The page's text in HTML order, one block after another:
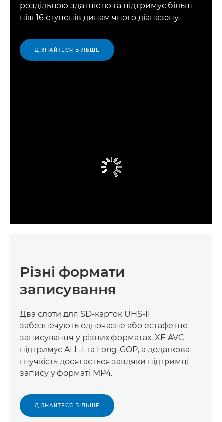
роздільною здатністю та підтримує більш
ніж 16 ступенів динамічного діапазону.
ДІЗНАЙТЕСЯ БІЛЬШЕ
Різні формати
записування
Два слоти для SD-карток UHS-II
забезпечують одночасне або естафетне
записування у різних форматах. XF-AVC
підтримує ALL-I та Long-GOP, а додаткова
гнучкість досягається завдяки підтримці
запису у форматі MP4.
ДІЗНАЙТЕСЯ БІЛЬШЕ